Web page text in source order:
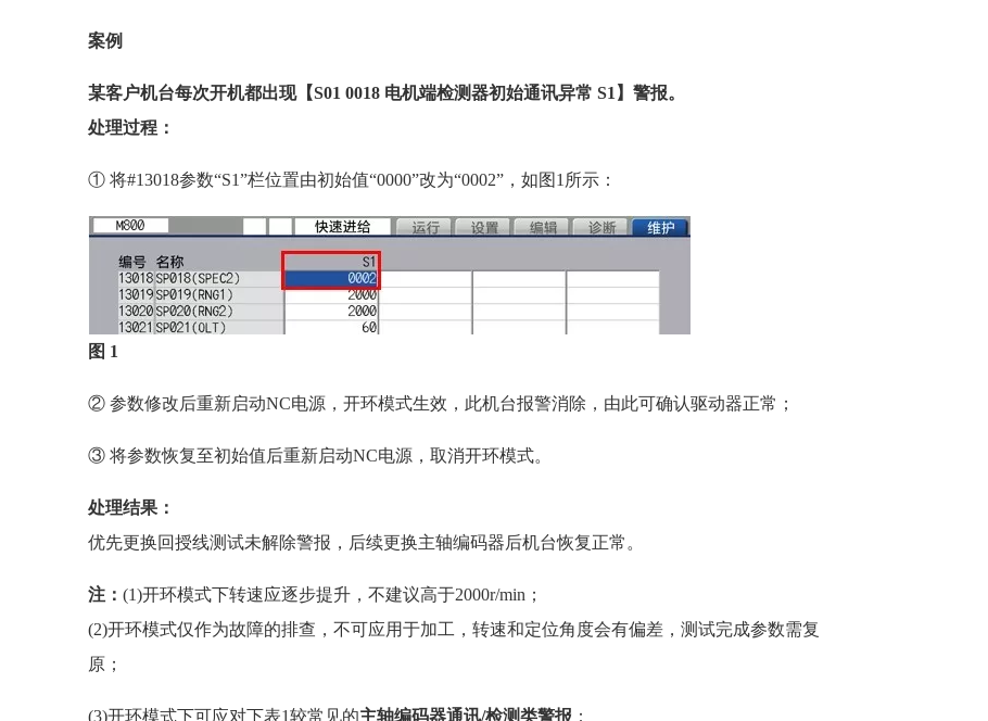
案例
某客户机台每次开机都出现【S01 0018 电机端检测器初始通讯异常 S1】警报。
处理过程：
① 将#13018参数“S1”栏位置由初始值“0000”改为“0002”，如图1所示：
图 1
② 参数修改后重新启动NC电源，开环模式生效，此机台报警消除，由此可确认驱动器正常；
③ 将参数恢复至初始值后重新启动NC电源，取消开环模式。
处理结果：
优先更换回授线测试未解除警报，后续更换主轴编码器后机台恢复正常。
注： (1)开环模式下转速应逐步提升，不建议高于2000r/min；
(2)开环模式仅作为故障的排查，不可应用于加工，转速和定位角度会有偏差，测试完成参数需复
原；
(3)开环模式下可应对下表1较常见的主轴编码器通讯/检测类警报 ：